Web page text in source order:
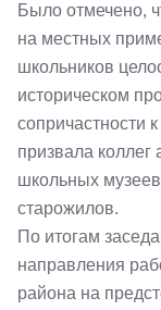
Было отмечено,
на местных
школьников
историческом
сопричастности
призвала коллег
школьных
старожилов.
По итогам
направления
района на